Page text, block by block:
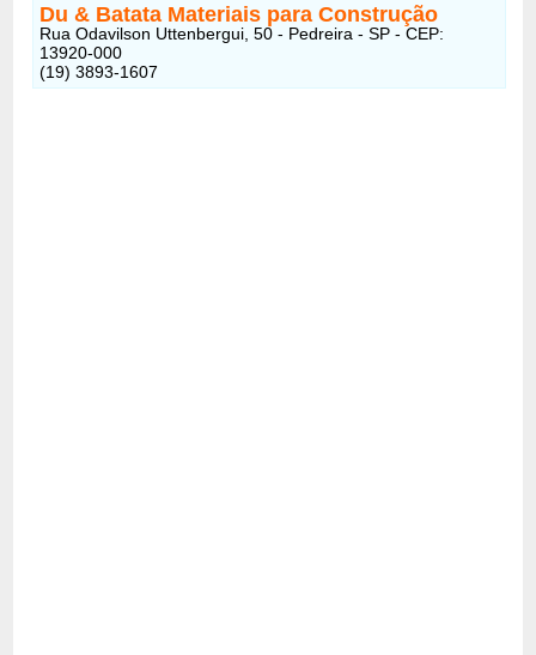
Du & Batata Materiais para Construção
Rua Odavilson Uttenbergui, 50 - Pedreira - SP - CEP:
13920-000
(19) 3893-1607